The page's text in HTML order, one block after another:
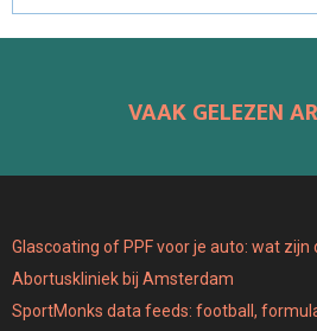
VAAK GELEZEN
Glascoating of PPF voor je auto: wat zijn
Abortuskliniek bij Amsterdam
SportMonks data feeds: football,